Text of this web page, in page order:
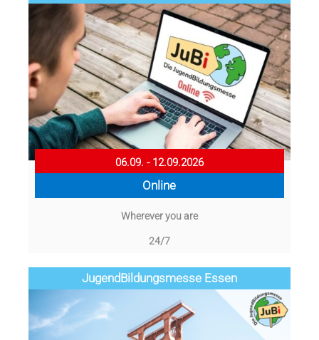
06.09. - 12.09.2026
Online
Wherever you are
24/7
Jugend­­­­­Bildungsmess­e Essen